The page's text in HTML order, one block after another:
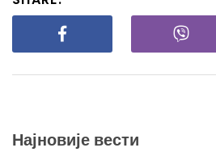
Најновије вести